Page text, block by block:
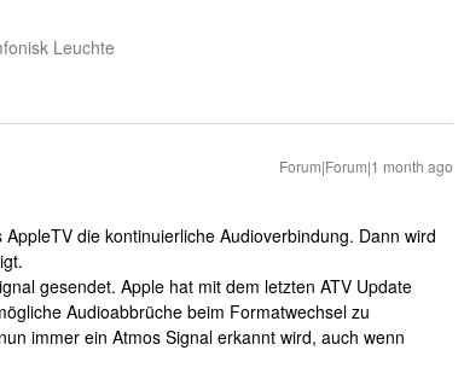
Leuchte
Forum|Forum|1 month ago
die kontinuierliche Audioverbindung. Dann wird
gesendet. Apple hat mit dem letzten ATV Update
Audioabbrüche beim Formatwechsel zu
immer ein Atmos Signal erkannt wird, auch wenn